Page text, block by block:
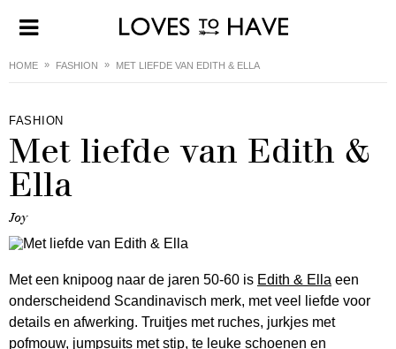
HOME FASHION MET LIEFDE VAN EDITH & ELLA
FASHION
Met liefde van Edith &
Ella
Joy
Met een knipoog naar de jaren 50-60 is Edith & Ella een
onderscheidend Scandinavisch merk, met veel liefde voor
details en afwerking. Truitjes met ruches, jurkjes met
pofmouw, jumpsuits met stip, te leuke schoenen en